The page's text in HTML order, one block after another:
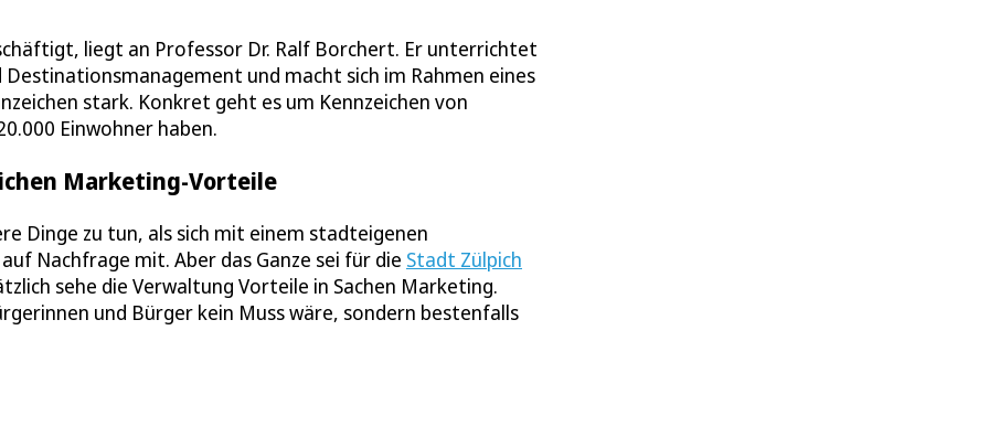
liegt an Professor Dr. Ralf Borchert. Er unterrichtet
und macht sich im Rahmen eines
stark. Konkret geht es um Kennzeichen von
Einwohner haben.
Marketing-Vorteile
Dinge zu tun, als sich mit einem stadteigenen
Nachfrage mit. Aber das Ganze sei für die Stadt Zülpich
sehe die Verwaltung Vorteile in Sachen Marketing.
und Bürger kein Muss wäre, sondern bestenfalls